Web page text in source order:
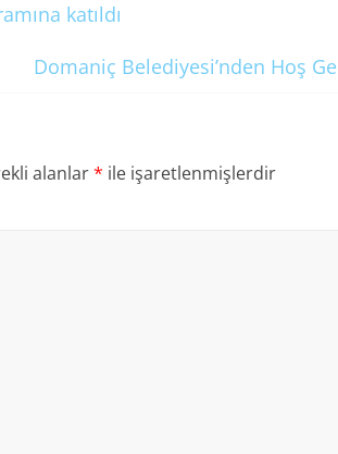
katıldı
Domaniç Belediyesi’nden Hoş
alanlar* ile işaretlenmişlerdir